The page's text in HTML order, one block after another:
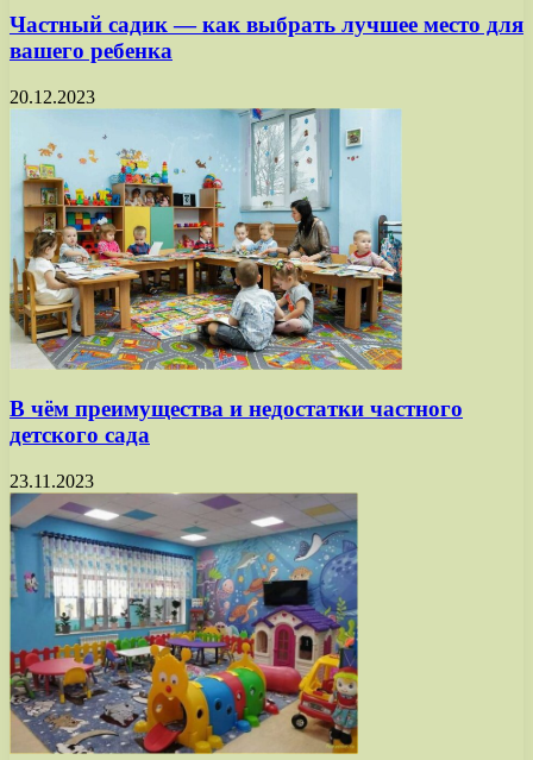
Частный садик — как выбрать лучшее место для
вашего ребенка
20.12.2023
В чём преимущества и недостатки частного
детского сада
23.11.2023